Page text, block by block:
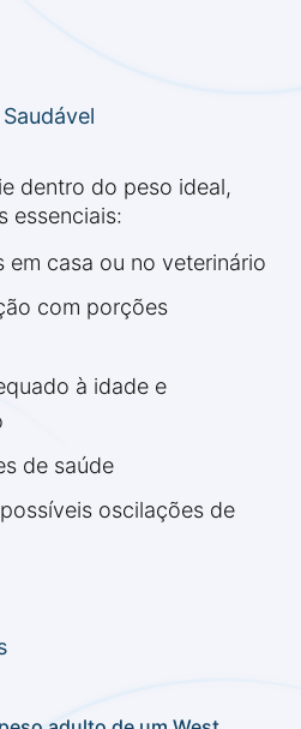
dentro do peso ideal,
essenciais:
em casa ou no veterinário
com porções
à idade e
de saúde
oscilações de